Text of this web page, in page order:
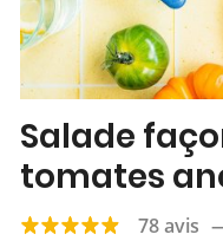
Salade
tomates
abricots78 avis